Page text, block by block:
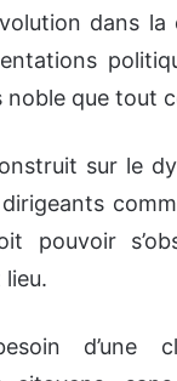
dans
noble que tout
sur le
pouvoir
d’une